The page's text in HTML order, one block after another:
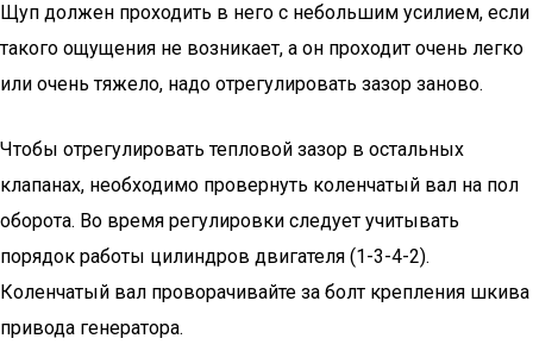
Щуп должен проходить в него с небольшим усилием, если
такого ощущения не возникает, а он проходит очень легко
или очень тяжело, надо отрегулировать зазор заново.
Чтобы отрегулировать тепловой зазор в остальных
клапанах, необходимо провернуть коленчатый вал на пол
оборота. Во время регулировки следует учитывать
порядок работы цилиндров двигателя (1-3-4-2).
Коленчатый вал проворачивайте за болт крепления шкива
привода генератора.